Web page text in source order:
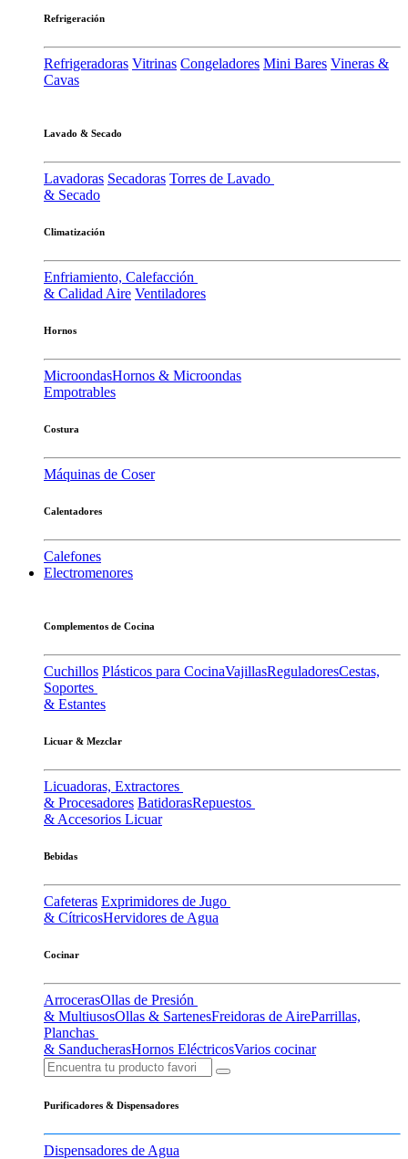
Refrigeración
Refrigeradoras Vitrinas Congeladores Mini Bares Vineras &
Cavas
Lavado & Secado
Lavadoras Secadoras Torres de Lavado
& Secado
Climatización
Enfriamiento, Calefacción
& Calidad Aire Ventiladores
Hornos
MicroondasHornos & Microondas
Empotrables
Costura
Máquinas de Coser
Calentadores
Calefones
Electromenores
Complementos de Cocina
Cuchillos Plásticos para CocinaVajillasReguladoresCestas,
Soportes
& Estantes
Licuar & Mezclar
Licuadoras, Extractores
& Procesadores BatidorasRepuestos
& Accesorios Licuar
Bebidas
Cafeteras Exprimidores de Jugo
& CítricosHervidores de Agua
Cocinar
ArrocerasOllas de Presión
& MultiusosOllas & SartenesFreidoras de AireParrillas,
Planchas
& SanducherasHornos EléctricosVarios cocinar
Purificadores & Dispensadores
Dispensadores de Agua